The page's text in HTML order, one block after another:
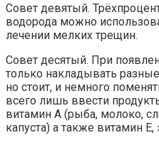
Совет девятый.
водорода можно
лечении мелких трещин.
Совет десятый. При
только накладывать
но стоит, и немного
всего лишь ввести
витамин А (рыба, молоко,
капуста) а также витамин Е,